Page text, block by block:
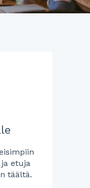
etuja
täältä.